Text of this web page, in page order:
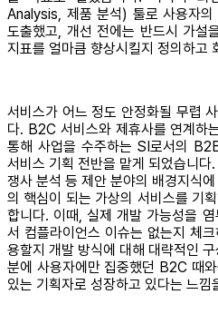
Analysis, 제품 분석) 툴로 사용자
도출했고, 개선 전에는 반드시 가설
지표를 얼마큼 향상시킬지 정의하고
서비스가 어느 정도 안정화될 무렵
다. B2C 서비스와 제휴사를 연계하
통해 사업을 수주하는 SI로서의
서비스 기획 전반을 맡게 되었습니
쟁사 분석 등 제안 분야의 배경지식
의 핵심이 되는 가상의 서비스를 기
합니다. 이때, 실제 개발 가능성을
서 컴플라이언스 이슈는 없는지 체
용할지 개발 방식에 대해 대략적인
분에 사용자에만 집중했던 B2C 때
있는 기획자로 성장하고 있다는 느낌